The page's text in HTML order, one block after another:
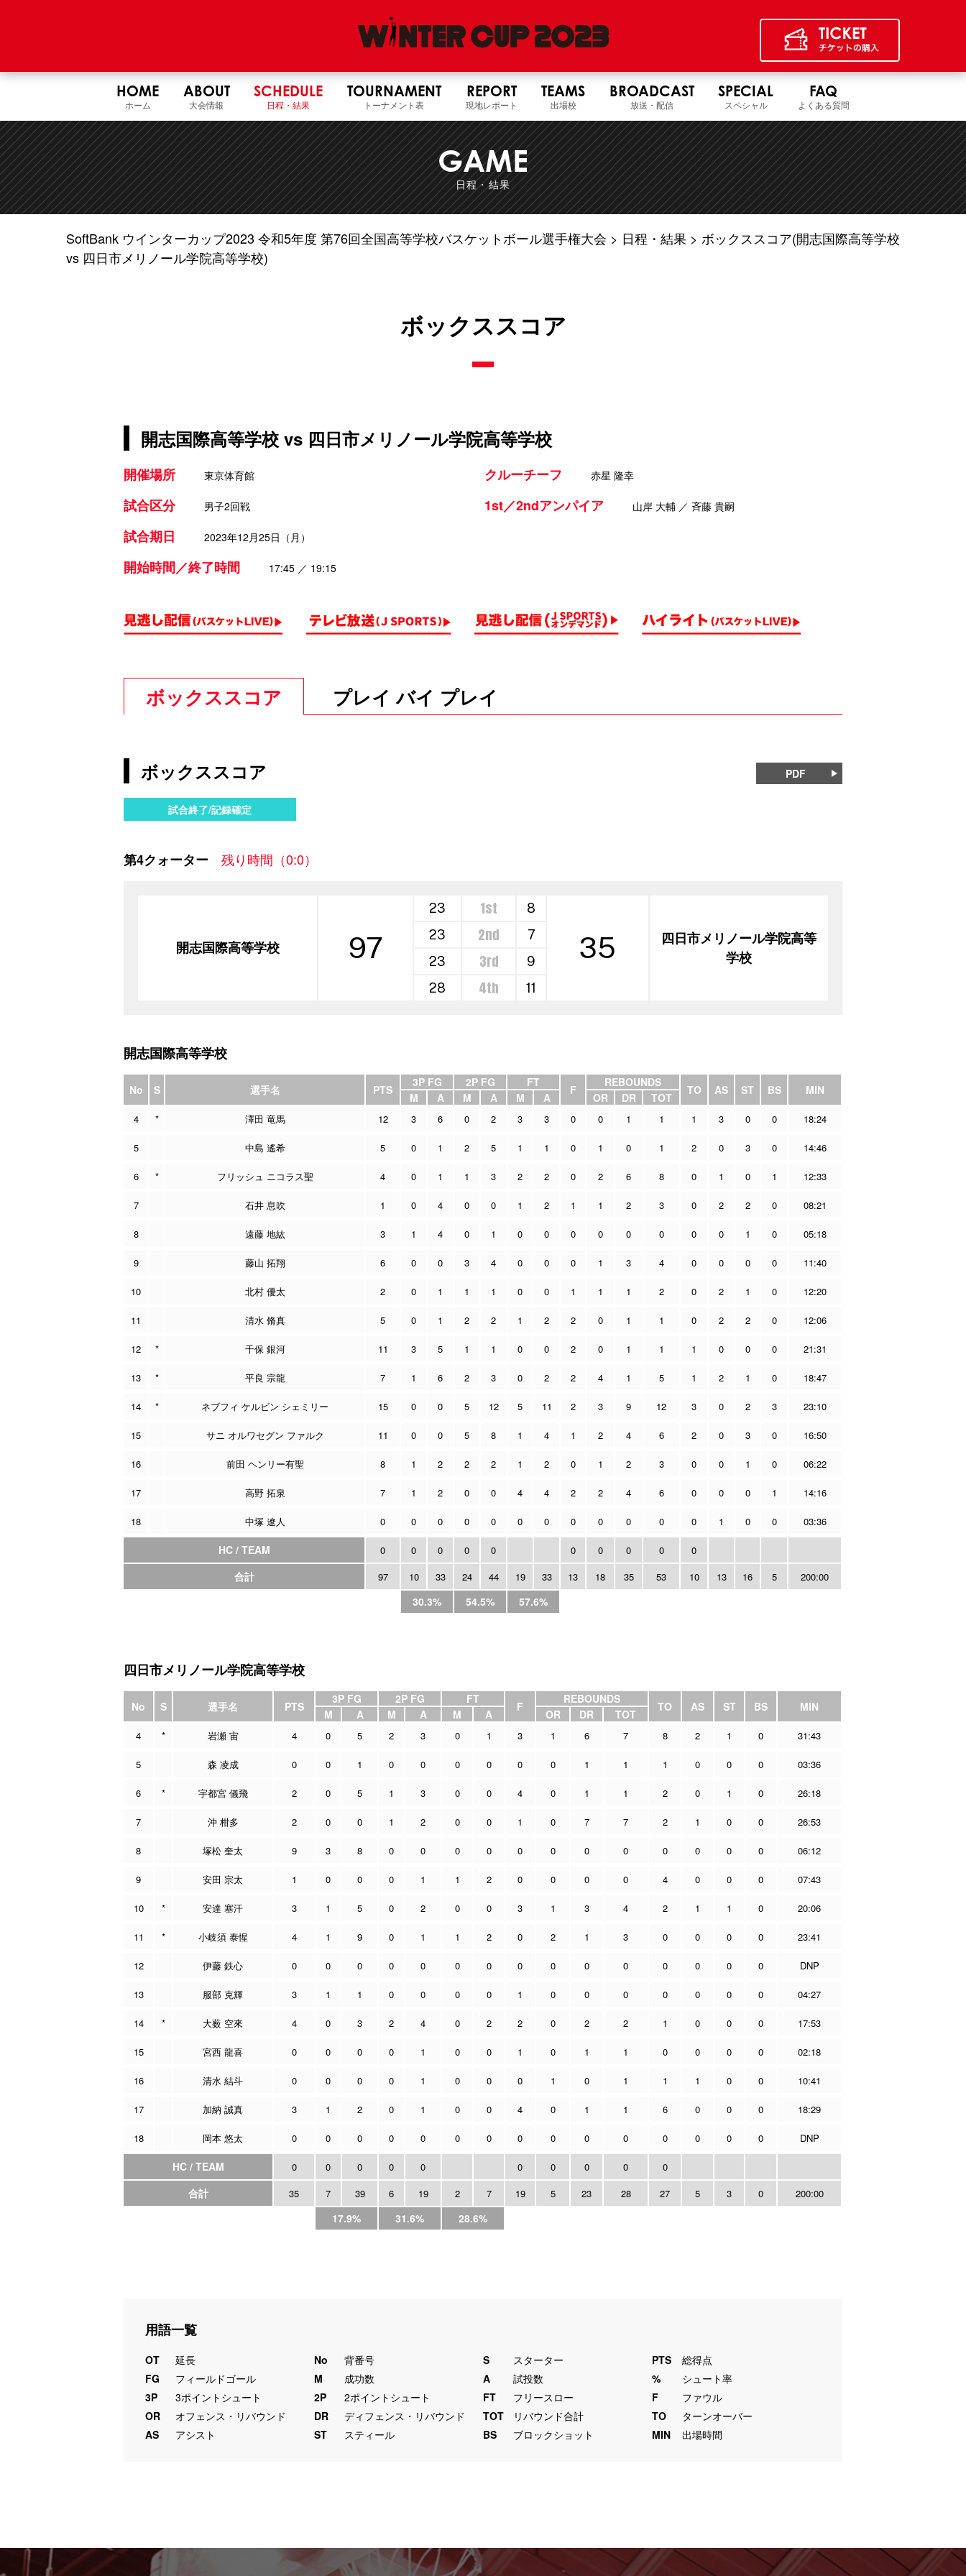
HOME
ホーム
ABOUT
大会情報
SCHEDULE
日程・結果
TOURNAMENT
トーナメント表
REPORT
現地レポート
TEAMS
出場校
BROADCAST
放送・配信
SPECIAL
スペシャル
FAQ
よくある質問
GAME
日程・結果
SoftBank ウインターカップ2023 令和5年度 第76回全国高等学校バスケットボール選手権大会 日程・結果
ボックススコア(開志国際高等学校
vs 四日市メリノール学院高等学校)
ボックススコア
開志国際高等学校 vs 四日市メリノール学院高等学校
開催場所 東京体育館
試合区分 男子2回戦
試合期日 2023年12月25日（月）
開始時間／終了時間 17:45 ／ 19:15
クルーチーフ 赤星 隆幸
1st／2ndアンパイア 山岸 大輔 ／ 斉藤 貴嗣
ボックススコア プレイ バイ プレイ
ボックススコア PDF
試合終了/記録確定
第4クォーター 残り時間（0:0）
開志国際高等学校 97
23 1st 8
35
四日市メリノール学院高等
学校
23 2nd
7
23
3rd
9
28
4th 11
開志国際高等学校
No S 選手名 PTS
3P FG 2P FG FT
F
REBOUNDS
TO AS ST BS MIN
M A M A M A OR DR TOT
4 * 澤田 竜馬 12 3 6 0 2 3 3 0 0 1 1 1 3 0 0 18:24
5 中島 遙希 5 0 1 2 5 1 1 0 1 0 1 2 0 3 0 14:46
6 * フリッシュ ニコラス聖 4 0 1 1 3 2 2 0 2 6 8 0 1 0 1 12:33
7 石井 息吹 1 0 4 0 0 1 2 1 1 2 3 0 2 2 0 08:21
8 遠藤 地紘 3 1 4 0 1 0 0 0 0 0 0 0 0 1 0 05:18
9 藤山 拓翔 6 0 0 3 4 0 0 0 1 3 4 0 0 0 0 11:40
10 北村 優太 2 0 1 1 1 0 0 1 1 1 2 0 2 1 0 12:20
11 清水 脩真 5 0 1 2 2 1 2 2 0 1 1 0 2 2 0 12:06
12 * 千保 銀河 11 3 5 1 1 0 0 2 0 1 1 1 0 0 0 21:31
13 * 平良 宗龍 7 1 6 2 3 0 2 2 4 1 5 1 2 1 0 18:47
14 * ネブフィ ケルビン シェミリー 15 0 0 5 12 5 11 2 3 9 12 3 0 2 3 23:10
15 サニ オルワセグン ファルク 11 0 0 5 8 1 4 1 2 4 6 2 0 3 0 16:50
16 前田 ヘンリー有聖 8 1 2 2 2 1 2 0 1 2 3 0 0 1 0 06:22
17 高野 拓泉 7 1 2 0 0 4 4 2 2 4 6 0 0 0 1 14:16
18 中塚 遼人 0 0 0 0 0 0 0 0 0 0 0 0 1 0 0 03:36
HC / TEAM 0 0 0 0 0 0 0 0 0 0
合計 97 10 33 24 44 19 33 13 18 35 53 10 13 16 5 200:00
30.3% 54.5% 57.6%
四日市メリノール学院高等学校
No S 選手名 PTS
3P FG 2P FG FT
F
REBOUNDS
TO AS ST BS MIN
M A M A M A OR DR TOT
4 * 岩瀬 宙 4 0 5 2 3 0 1 3 1 6 7 8 2 1 0 31:43
5 森 凌成 0 0 1 0 0 0 0 0 0 1 1 1 0 0 0 03:36
6 * 宇都宮 儀飛 2 0 5 1 3 0 0 4 0 1 1 2 0 1 0 26:18
7 沖 柑多 2 0 0 1 2 0 0 1 0 7 7 2 1 0 0 26:53
8 塚松 奎太 9 3 8 0 0 0 0 0 0 0 0 0 0 0 0 06:12
9 安田 宗太 1 0 0 0 1 1 2 0 0 0 0 4 0 0 0 07:43
10 * 安達 塞汗 3 1 5 0 2 0 0 3 1 3 4 2 1 1 0 20:06
11 * 小岐須 泰惺 4 1 9 0 1 1 2 0 2 1 3 0 0 0 0 23:41
12 伊藤 鉄心 0 0 0 0 0 0 0 0 0 0 0 0 0 0 0 DNP
13 服部 克輝 3 1 1 0 0 0 0 1 0 0 0 0 0 0 0 04:27
14 * 大薮 空來 4 0 3 2 4 0 2 2 0 2 2 1 0 0 0 17:53
15 宮西 龍喜 0 0 0 0 1 0 0 1 0 1 1 0 0 0 0 02:18
16 清水 結斗 0 0 0 0 1 0 0 0 1 0 1 1 1 0 0 10:41
17 加納 誠真 3 1 2 0 1 0 0 4 0 1 1 6 0 0 0 18:29
18 岡本 悠太 0 0 0 0 0 0 0 0 0 0 0 0 0 0 0 DNP
HC / TEAM 0 0 0 0 0 0 0 0 0 0
合計 35 7 39 6 19 2 7 19 5 23 28 27 5 3 0 200:00
17.9% 31.6% 28.6%
用語一覧
OT 延長 No 背番号 S スターター PTS
総得点
FG
フィールドゴール M 成功数 A 試投数 %
シュート率
3P
3ポイントシュート 2P 2ポイントシュート FT フリースロー F
ファウル
OR
オフェンス・リバウンド DR ディフェンス・リバウンド TOT リバウンド合計 TO
ターンオーバー
AS
アシスト ST スティール BS ブロックショット MIN 出場時間